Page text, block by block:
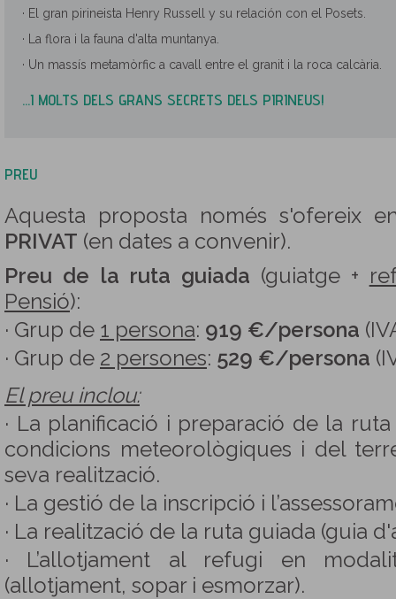
· El gran pirineista Henry Russell y su relación con el Posets.
· La flora i la fauna d'alta muntanya.
· Un massís metamòrfic a cavall entre el granit i la roca calcària.
...I MOLTS DELS GRANS SECRETS DELS PIRINEUS!
PREU
Aquesta proposta només s'ofereix
PRIVAT (en dates a convenir).
Preu de la ruta guiada (guiatge +
Pensió):
· Grup de 1 persona: 919 €/persona
· Grup de 2 persones: 529 €/persona
El preu inclou:
· La planificació i preparació de la
condicions meteorològiques i del
seva realització.
· La gestió de la inscripció i
· La realització de la ruta guiada (guia
· L’allotjament al refugi en
(allotjament, sopar i esmorzar).